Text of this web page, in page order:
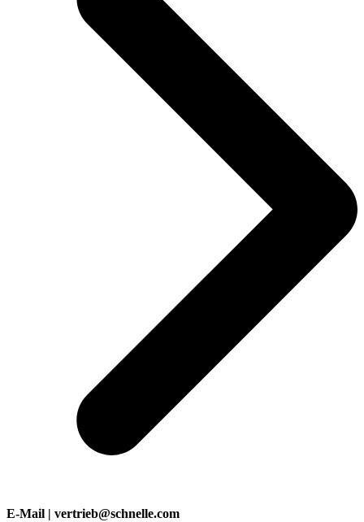
E-Mail | vertrieb@schnelle.com